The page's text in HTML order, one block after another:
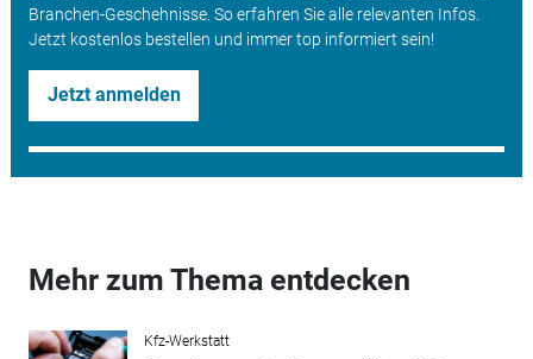
Branchen-Geschehnisse. So erfahren Sie alle relevanten Infos.
Jetzt kostenlos bestellen und immer top informiert sein!
Jetzt anmelden
Mehr zum Thema entdecken
Kfz-Werkstatt